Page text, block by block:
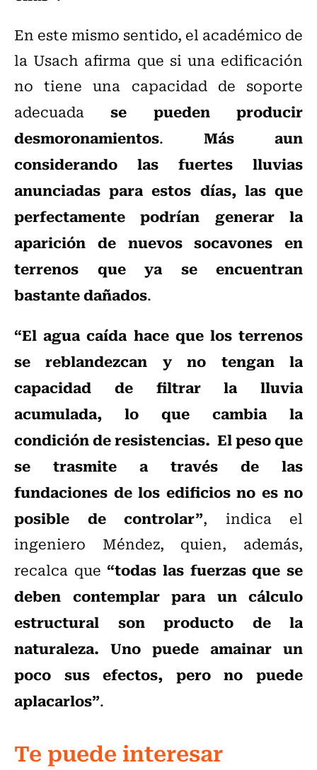
En este mismo sentido, el académico de
la Usach afirma que si una edificación
no tiene una capacidad de soporte
adecuadase pueden producir
desmoronamientos. Más aun
considerando las fuertes lluvias
anunciadas para estos días, las que
perfectamente podrían generar la
aparición de nuevos socavones en
terrenos que ya se encuentran
bastante dañados.
“El agua caída hace que los terrenos
se reblandezcan y no tengan la
capacidad de filtrar la lluvia
acumulada, lo que cambia la
condición de resistencias. El peso que
se trasmite a través de las
fundaciones de los edificios no es no
posible de controlar”, indica el
ingeniero Méndez, quien, además,
recalca que“todas las fuerzas que se
deben contemplar para un cálculo
estructural son producto de la
naturaleza. Uno puede amainar un
poco sus efectos, pero no puede
aplacarlos”.
Te puede interesar